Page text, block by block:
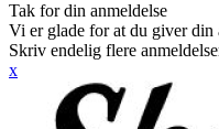
Tak for din anmeldelse
Vi er glade for at du giver din
Skriv endelig flere
x